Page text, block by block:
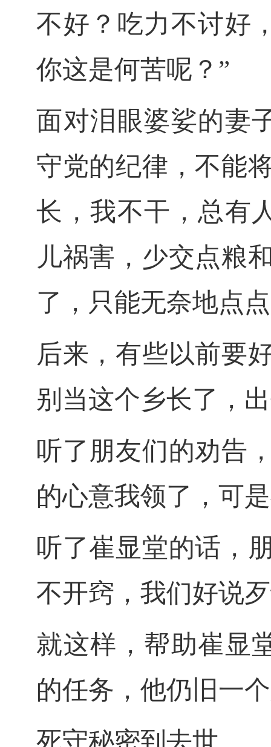
不好？吃力不讨好
你这是何苦呢？”
面对泪眼婆娑的妻
守党的纪律，不能
长，我不干，总有
儿祸害，少交点粮
了，只能无奈地点
后来，有些以前要
别当这个乡长了，
听了朋友们的劝告
的心意我领了，可
听了崔显堂的话，
不开窍，我们好说
就这样，帮助崔显
的任务，他仍旧一
死守秘密到去世